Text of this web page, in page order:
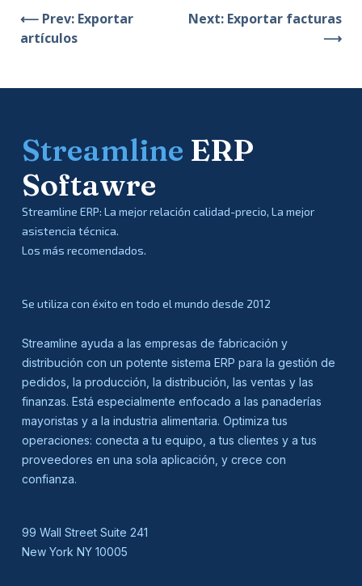
⟵ Prev: Exportar
artículos
Next: Exportar facturas
⟶
Streamline ERP
Softawre
Streamline ERP: La mejor relación calidad-precio, La mejor
asistencia técnica.
Los más recomendados.
Se utiliza con éxito en todo el mundo desde 2012
Streamline ayuda a las empresas de fabricación y
distribución con un potente sistema ERP para la gestión de
pedidos, la producción, la distribución, las ventas y las
finanzas. Está especialmente enfocado a las panaderías
mayoristas y a la industria alimentaria. Optimiza tus
operaciones: conecta a tu equipo, a tus clientes y a tus
proveedores en una sola aplicación, y crece con
confianza.
99 Wall Street Suite 241
New York NY 10005